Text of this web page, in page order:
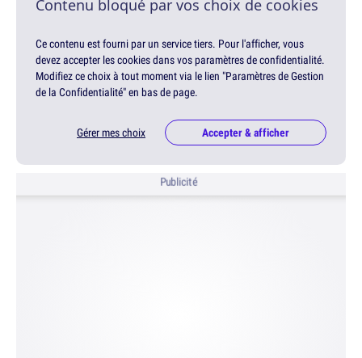
Contenu bloqué par vos choix de cookies
Ce contenu est fourni par un service tiers. Pour l'afficher, vous
devez accepter les cookies dans vos paramètres de confidentialité.
Modifiez ce choix à tout moment via le lien "Paramètres de Gestion
de la Confidentialité" en bas de page.
Gérer mes choix Accepter & afficher
Publicité